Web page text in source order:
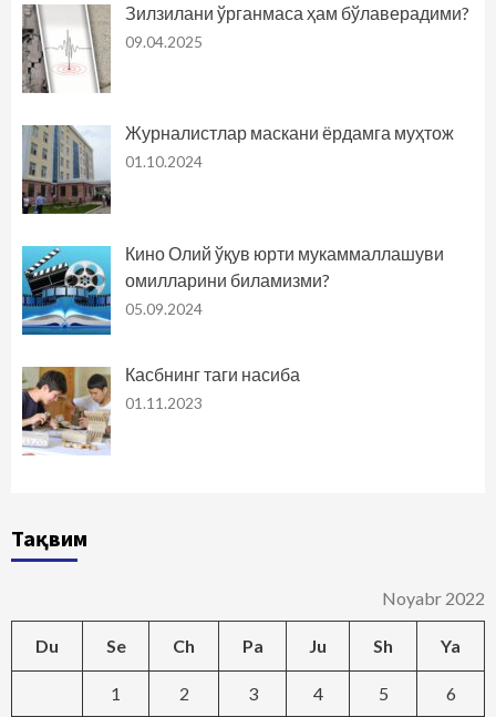
Зилзилани ўрганмаса ҳам бўлаверадими?
09.04.2025
Журналистлар маскани ёрдамга муҳтож
01.10.2024
Кино Олий ўқув юрти мукаммаллашуви
омилларини биламизми?
05.09.2024
Касбнинг таги насиба
01.11.2023
Тақвим
Noyabr 2022
Du Se Ch Pa Ju Sh Ya
1 2 3 4 5 6